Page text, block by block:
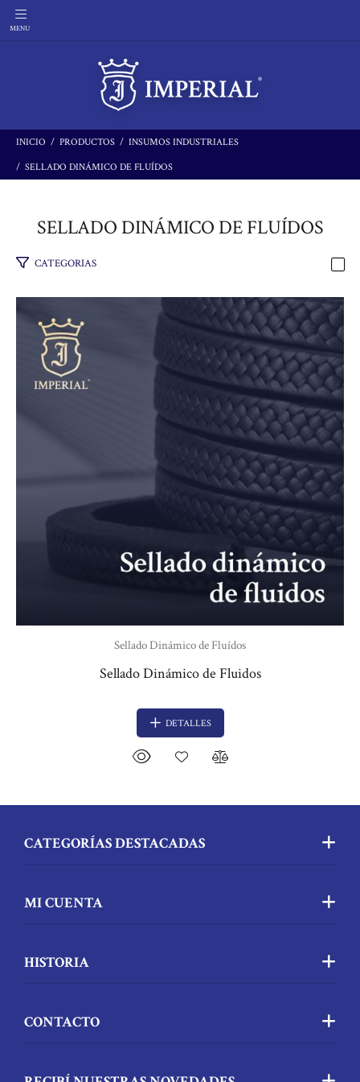
INICIO PRODUCTOS INSUMOS INDUSTRIALES
SELLADO DINÁMICO DE FLUÍ­DOS
SELLADO DINÁMICO DE FLUÍ­DOS
CATEGORIAS
Sellado Dinámico de Fluí­dos
Sellado Dinámico de Fluidos
DETALLES
CATEGORÍAS DESTACADAS
MI CUENTA
HISTORIA
CONTACTO